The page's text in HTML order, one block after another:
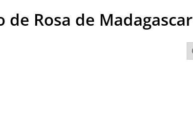
de Rosa de Madagascar